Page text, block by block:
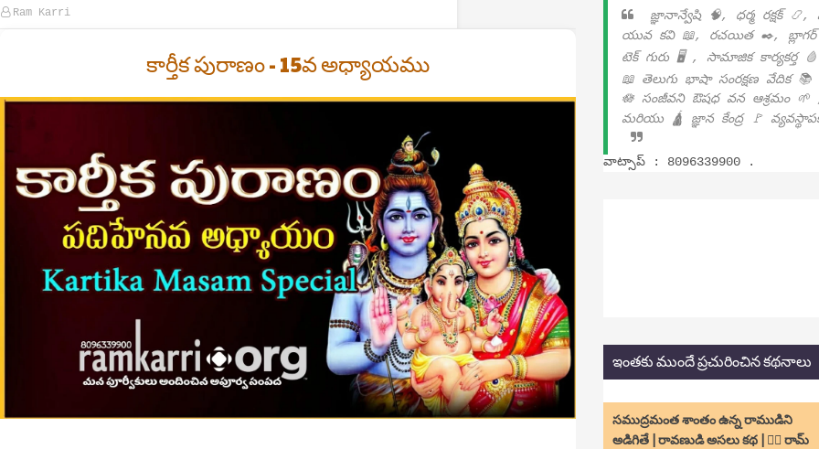
Ram Karri
కార్తీక పురాణం - 15వ అధ్యాయము
జ్ఞానాన్వేషి 🧠, ధర్మ రక్షక్ 📿,
యువ కవి 📖, రచయిత ✒️,
టెక్ గురు 🖥️ , సామాజిక కార్యకర్త
📖 తెలుగు భాషా సంరక్షణ వేదిక
🪷 సంజీవని ఔషధ వన ఆశ్రమం 🌱
మరియు 🛕 జ్ఞాన కేంద్ర 🚩
వాట్సాప్ : 8096339900 .
ఇంతకు ముందే ప్రచురించిన కథనాలు
సముద్రమంత శాంతం ఉన్న రాముడిని
అడిగితే | రావణుడి అసలు కథ | ✍🏻 రామ్